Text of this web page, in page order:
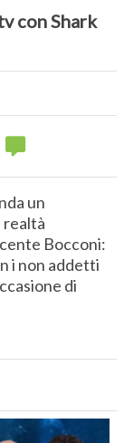
con Shark
un
realtà
Bocconi:
i non addetti
di